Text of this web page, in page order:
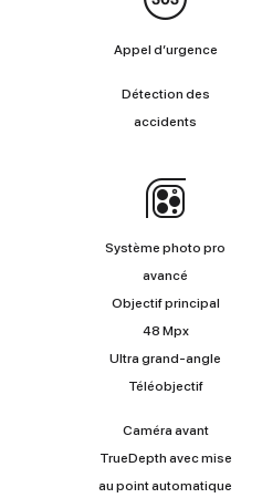
Appel d’urgence
Détection des
accidents
Appareil
Système photo pro
avancé
Objectif principal
48 Mpx
Ultra grand‑angle
Téléobjectif
Caméra avant
TrueDepth avec mise
au point automatique